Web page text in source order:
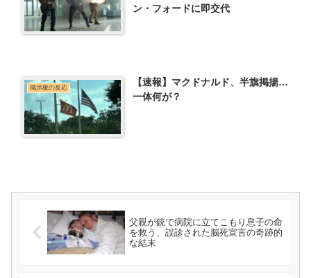
ン・フォードに即交代
掲示板の反応
【速報】マクドナルド、半旗掲揚…
一体何が？
父親が銃で病院に立てこもり息子の命
を救う、誤診された脳死宣言の奇跡的
な結末